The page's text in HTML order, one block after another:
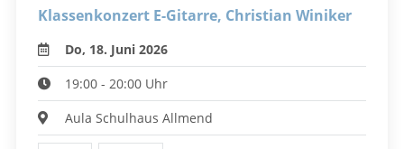
Klassenkonzert E-Gitarre, Christian Winiker
Do, 18. Juni 2026
19:00 - 20:00 Uhr
Aula Schulhaus Allmend